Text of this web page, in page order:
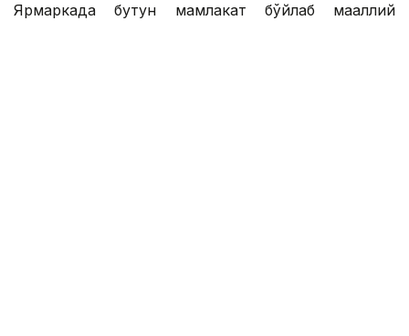
Ярмаркада бутун мамлакат бўйлаб маҳаллий